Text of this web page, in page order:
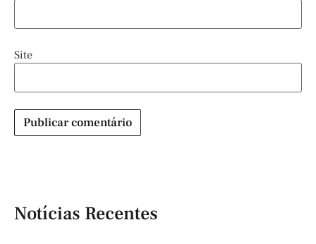
Site
Notícias Recentes